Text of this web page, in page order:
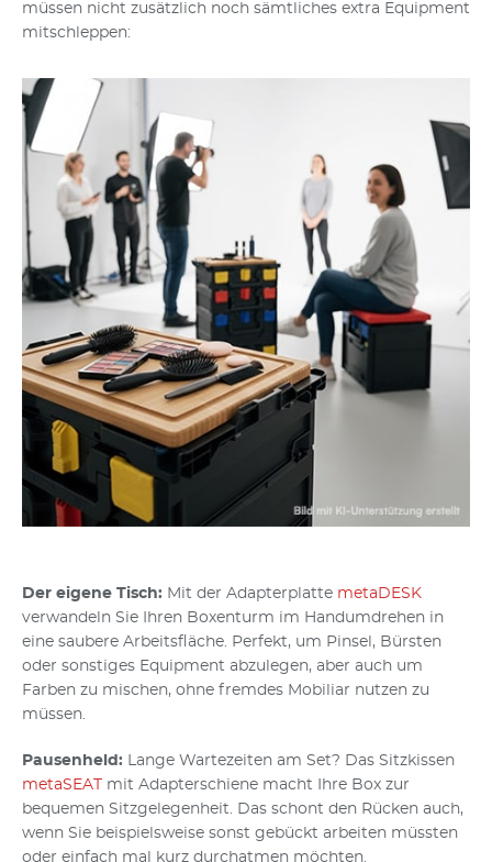
müssen nicht zusätzlich noch sämtliches extra Equipment
mitschleppen:
Der eigene Tisch: Mit der Adapterplatte metaDESK
verwandeln Sie Ihren Boxenturm im Handumdrehen in
eine saubere Arbeitsfläche. Perfekt, um Pinsel, Bürsten
oder sonstiges Equipment abzulegen, aber auch um
Farben zu mischen, ohne fremdes Mobiliar nutzen zu
müssen.
Pausenheld: Lange Wartezeiten am Set? Das Sitzkissen
metaSEAT
mit Adapterschiene macht Ihre Box zur
bequemen Sitzgelegenheit. Das schont den Rücken auch,
wenn Sie beispielsweise sonst gebückt arbeiten müssten
oder einfach mal kurz durchatmen möchten.